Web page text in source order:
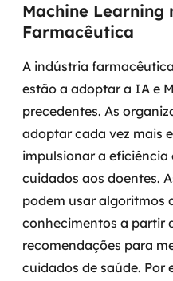
Machine Learning
Farmacêutica
A indústria
estão a adoptar a IA e
precedentes. As
adoptar cada vez mais
impulsionar a eficiência
cuidados aos doentes.
podem usar algoritmos
conhecimentos a partir
recomendações para
cuidados de saúde. Por